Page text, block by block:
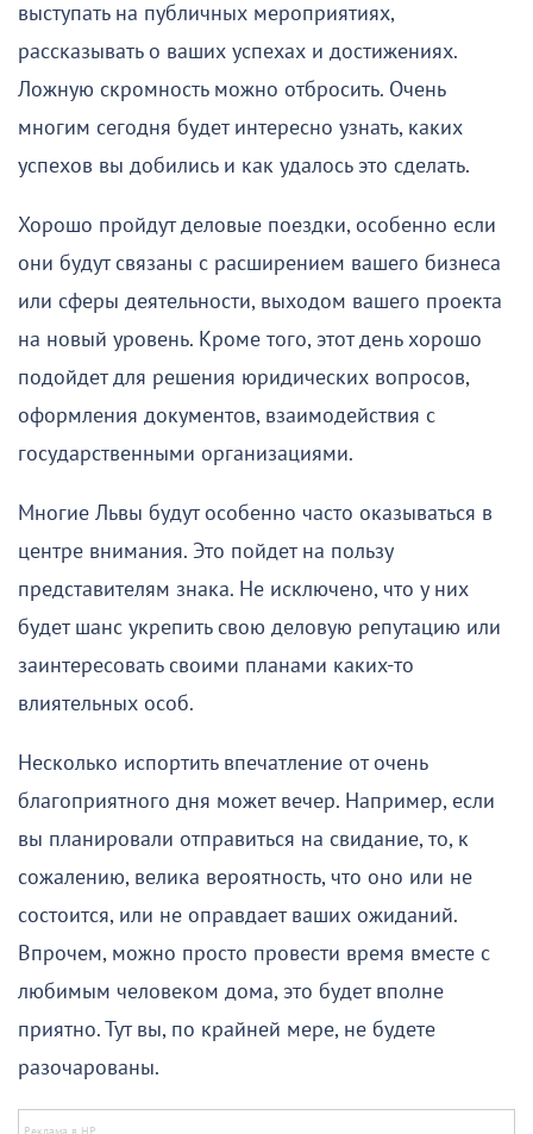
выступать на публичных мероприятиях,
рассказывать о ваших успехах и достижениях.
Ложную скромность можно отбросить. Очень
многим сегодня будет интересно узнать, каких
успехов вы добились и как удалось это сделать.
Хорошо пройдут деловые поездки, особенно если
они будут связаны с расширением вашего бизнеса
или сферы деятельности, выходом вашего проекта
на новый уровень. Кроме того, этот день хорошо
подойдет для решения юридических вопросов,
оформления документов, взаимодействия с
государственными организациями.
Многие Львы будут особенно часто оказываться в
центре внимания. Это пойдет на пользу
представителям знака. Не исключено, что у них
будет шанс укрепить свою деловую репутацию или
заинтересовать своими планами каких-то
влиятельных особ.
Несколько испортить впечатление от очень
благоприятного дня может вечер. Например, если
вы планировали отправиться на свидание, то, к
сожалению, велика вероятность, что оно или не
состоится, или не оправдает ваших ожиданий.
Впрочем, можно просто провести время вместе с
любимым человеком дома, это будет вполне
приятно. Тут вы, по крайней мере, не будете
разочарованы.